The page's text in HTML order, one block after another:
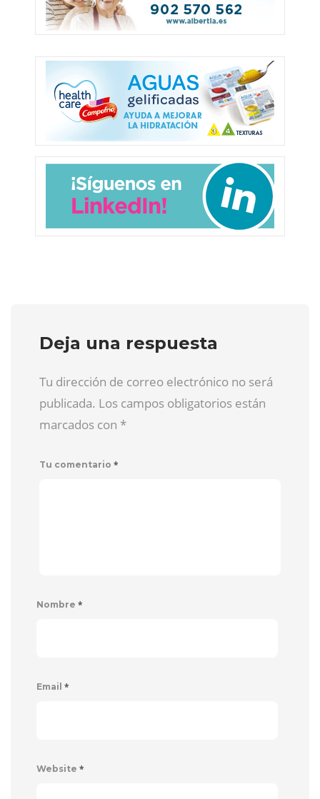
Deja una respuesta
Tu dirección de correo electrónico no será
publicada. Los campos obligatorios están
marcados con *
Tu comentario *
Nombre *
Email *
Website *